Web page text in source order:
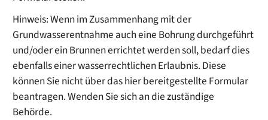
Hinweis: Wenn im Zusammenhang mit der
Grundwasserentnahme auch eine Bohrung durchgeführt
und/oder ein Brunnen errichtet werden soll, bedarf dies
ebenfalls einer wasserrechtlichen Erlaubnis. Diese
können Sie nicht über das hier bereitgestellte Formular
beantragen. Wenden Sie sich an die zuständige
Behörde.